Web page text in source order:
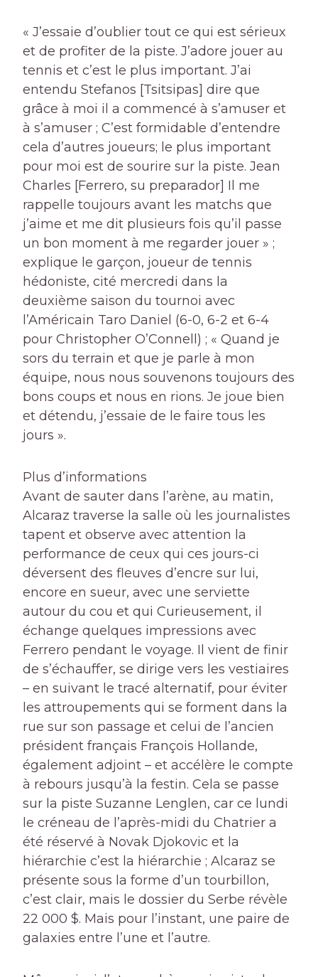
« J’essaie d’oublier tout ce qui est sérieux
et de profiter de la piste. J’adore jouer au
tennis et c’est le plus important. J’ai
entendu Stefanos [Tsitsipas] dire que
grâce à moi il a commencé à s’amuser et
à s’amuser ; C’est formidable d’entendre
cela d’autres joueurs; le plus important
pour moi est de sourire sur la piste. Jean
Charles [Ferrero, su preparador] Il me
rappelle toujours avant les matchs que
j’aime et me dit plusieurs fois qu’il passe
un bon moment à me regarder jouer » ;
explique le garçon, joueur de tennis
hédoniste, cité mercredi dans la
deuxième saison du tournoi avec
l’Américain Taro Daniel (6-0, 6-2 et 6-4
pour Christopher O’Connell) ; « Quand je
sors du terrain et que je parle à mon
équipe, nous nous souvenons toujours des
bons coups et nous en rions. Je joue bien
et détendu, j’essaie de le faire tous les
jours ».
Plus d’informations
Avant de sauter dans l’arène, au matin,
Alcaraz traverse la salle où les journalistes
tapent et observe avec attention la
performance de ceux qui ces jours-ci
déversent des fleuves d’encre sur lui,
encore en sueur, avec une serviette
autour du cou et qui Curieusement, il
échange quelques impressions avec
Ferrero pendant le voyage. Il vient de finir
de s’échauffer, se dirige vers les vestiaires
– en suivant le tracé alternatif, pour éviter
les attroupements qui se forment dans la
rue sur son passage et celui de l’ancien
président français François Hollande,
également adjoint – et accélère le compte
à rebours jusqu’à la festin. Cela se passe
sur la piste Suzanne Lenglen, car ce lundi
le créneau de l’après-midi du Chatrier a
été réservé à Novak Djokovic et la
hiérarchie c’est la hiérarchie ; Alcaraz se
présente sous la forme d’un tourbillon,
c’est clair, mais le dossier du Serbe révèle
22 000 $. Mais pour l’instant, une paire de
galaxies entre l’une et l’autre.